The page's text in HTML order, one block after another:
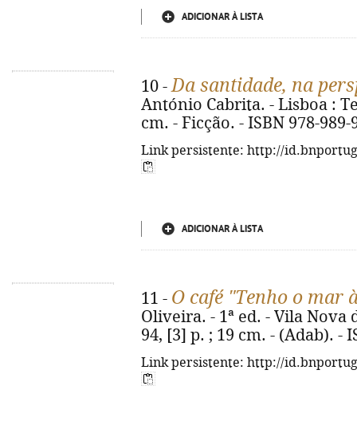
ADICIONAR À LISTA
10 -Da santidade, na
António Cabrita. - Lisboa :
cm. - Ficção. - ISBN 978-989-
Link persistente: http://
ADICIONAR À LISTA
11 - O café "Tenho o mar
Oliveira. - 1ª ed. - Vila Nova
94, [3] p. ; 19 cm. - (Adab). -
Link persistente: http://